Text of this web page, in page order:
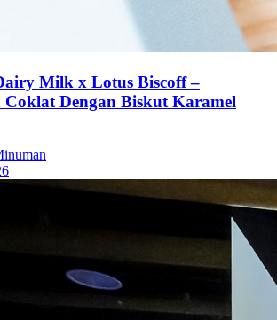
Milk x Lotus Biscoff –
Coklat Dengan Biskut Karamel